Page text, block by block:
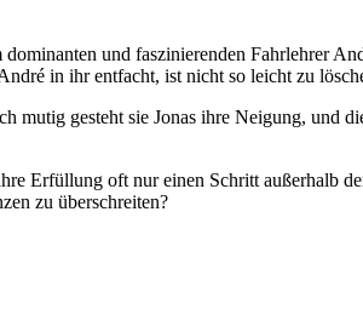
und faszinierenden Fahrlehrer
in ihr entfacht, ist nicht so leicht zu
gesteht sie Jonas ihre Neigung, und
Erfüllung oft nur einen Schritt außerhalb
zu überschreiten?